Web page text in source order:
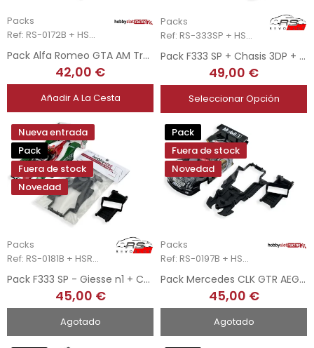
Packs
Ref: RS-0172B + HSR-2303
Pack Alfa Romeo GTA AM Trans-Am 1971 + Chasis 3DP HSR
42,00 €
Añadir A La Cesta
Packs
Ref: RS-333SP + HSR-2110
Pack F333 SP + Chasis 3DP + Soporte Motor AW 3DP HSR
49,00 €
Seleccionar Opción
Nueva entrada
Pack
Fuera de stock
Novedad
Packs
Ref: RS-0181B + HSR-2110
Pack F333 SP - Giesse n1 + Chasis 3DP + Soporte Motor AW 3DP
45,00 €
Agotado
Pack
Fuera de stock
Novedad
Packs
Ref: RS-0197B + HSR-2126
Pack Mercedes CLK GTR AEG + Chasis 3DP + Soporte Motor AW 3DP
45,00 €
Agotado